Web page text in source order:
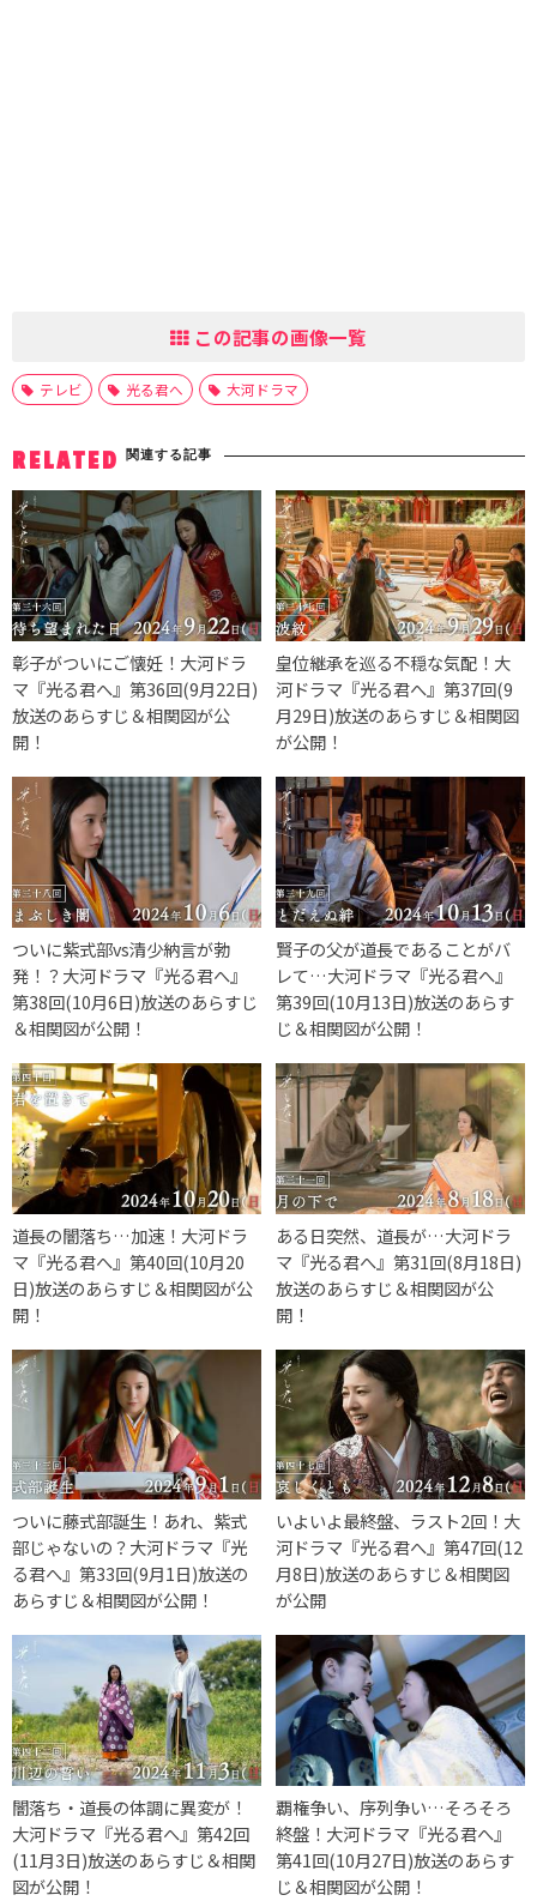
この記事の画像一覧
テレビ 光る君へ 大河ドラマ
RELATED 関連する記事
彰子がついにご懐妊！大河ドラ
マ『光る君へ』第36回(9月22日)
放送のあらすじ＆相関図が公
開！
皇位継承を巡る不穏な気配！大
河ドラマ『光る君へ』第37回(9
月29日)放送のあらすじ＆相関図
が公開！
ついに紫式部vs清少納言が勃
発！？大河ドラマ『光る君へ』
第38回(10月6日)放送のあらすじ
＆相関図が公開！
賢子の父が道長であることがバ
レて…大河ドラマ『光る君へ』
第39回(10月13日)放送のあらす
じ＆相関図が公開！
道長の闇落ち…加速！大河ドラ
マ『光る君へ』第40回(10月20
日)放送のあらすじ＆相関図が公
開！
ある日突然、道長が…大河ドラ
マ『光る君へ』第31回(8月18日)
放送のあらすじ＆相関図が公
開！
ついに藤式部誕生！あれ、紫式
部じゃないの？大河ドラマ『光
る君へ』第33回(9月1日)放送の
あらすじ＆相関図が公開！
いよいよ最終盤、ラスト2回！大
河ドラマ『光る君へ』第47回(12
月8日)放送のあらすじ＆相関図
が公開
闇落ち・道長の体調に異変が！
大河ドラマ『光る君へ』第42回
(11月3日)放送のあらすじ＆相関
図が公開！
覇権争い、序列争い…そろそろ
終盤！大河ドラマ『光る君へ』
第41回(10月27日)放送のあらす
じ＆相関図が公開！